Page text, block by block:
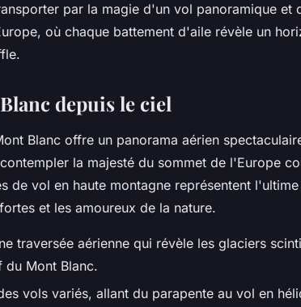
par la magie d'un vol panoramique et
où chaque battement d'aile révèle un
depuis le ciel
Blanc offre un panorama aérien
la majesté du sommet de l'Europe
de vol en haute montagne représentent
et les amoureux de la nature.
traversée aérienne qui révèle les glaciers
du Mont Blanc.
vols variés, allant du parapente au vol en